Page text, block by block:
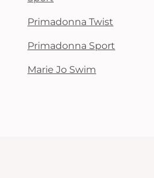
Primadonna Twist
Primadonna Sport
Marie Jo Swim